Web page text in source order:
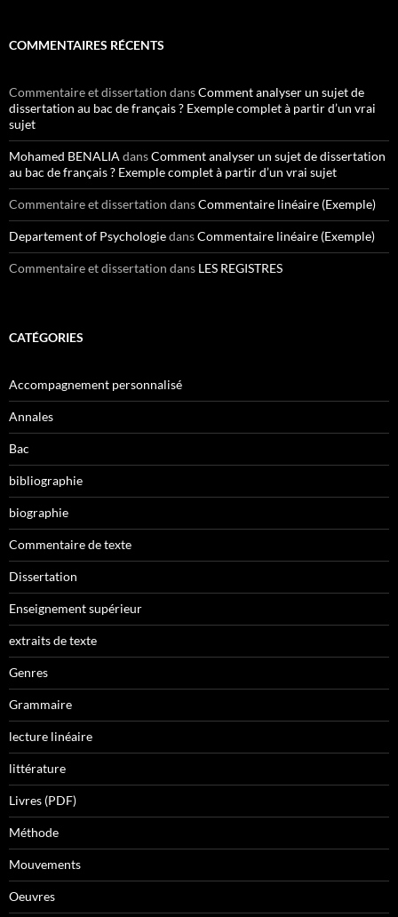
COMMENTAIRES RÉCENTS
Commentaire et dissertation dansComment analyser un sujet de
dissertation au bac de français ? Exemple complet à partir d’un vrai
sujet
Mohamed BENALIA dansComment analyser un sujet de dissertation
au bac de français ? Exemple complet à partir d’un vrai sujet
Commentaire et dissertation dansCommentaire linéaire (Exemple)
Departement of PsychologiedansCommentaire linéaire (Exemple)
Commentaire et dissertation dans LES REGISTRES
CATÉGORIES
Accompagnement personnalisé
Annales
Bac
bibliographie
biographie
Commentaire de texte
Dissertation
Enseignement supérieur
extraits de texte
Genres
Grammaire
lecture linéaire
littérature
Livres (PDF)
Méthode
Mouvements
Oeuvres